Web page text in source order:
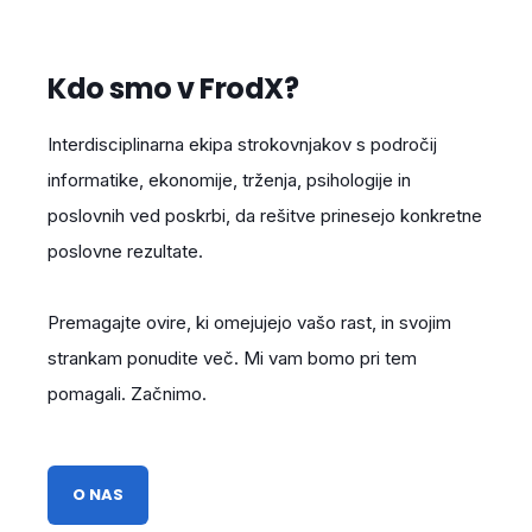
Razvoj CX in CRM rešitev
ter AI agentov
Podjetjem pomagamo uvesti CX in
CRM rešitve ter AI agente za
marketing, prodajo in podporo
procesi, podatki in obstoječimi sistemi, da
Kdo smo v FrodX?
Interdisciplinarna ekipa strokovnjakov s področij
informatike, ekonomije, trženja, psihologije in
poslovnih ved poskrbi, da rešitve prinesejo konkretne
poslovne rezultate.
Premagajte ovire, ki omejujejo vašo rast, in svojim
strankam ponudite več. Mi vam bomo pri tem
pomagali. Začnimo.
O NAS